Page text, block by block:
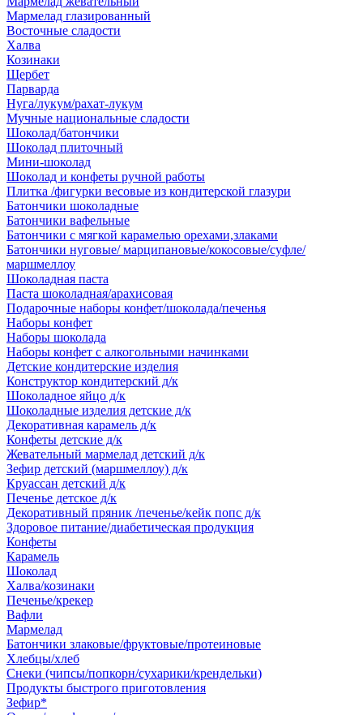
Мармелад глазированный
Восточные сладости
Халва
Козинаки
Щербет
Парварда
Нуга/лукум/рахат-лукум
Мучные национальные сладости
Шоколад/батончики
Шоколад плиточный
Мини-шоколад
Шоколад и конфеты ручной работы
Плитка /фигурки весовые из кондитерской глазури
Батончики шоколадные
Батончики вафельные
Батончики с мягкой карамелью орехами,злаками
Батончики нуговые/ марципановые/кокосовые/суфле/
маршмеллоу
Шоколадная паста
Паста шоколадная/арахисовая
Подарочные наборы конфет/шоколада/печенья
Наборы конфет
Наборы шоколада
Наборы конфет с алкогольными начинками
Детские кондитерские изделия
Конструктор кондитерский д/к
Шоколадное яйцо д/к
Шоколадные изделия детские д/к
Декоративная карамель д/к
Конфеты детские д/к
Жевательный мармелад детский д/к
Зефир детский (маршмеллоу) д/к
Круассан детский д/к
Печенье детское д/к
Декоративный пряник /печенье/кейк попс д/к
Здоровое питание/диабетическая продукция
Конфеты
Карамель
Шоколад
Халва/козинаки
Печенье/крекер
Вафли
Мармелад
Батончики злаковые/фруктовые/протеиновые
Хлебцы/хлеб
Снеки (чипсы/попкорн/сухарики/крендельки)
Продукты быстрого приготовления
Зефир*